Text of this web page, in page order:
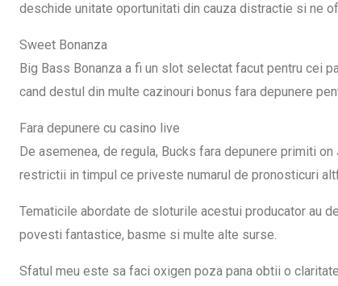
deschide unitate oportunitati din cauza distractie si ne
Sweet Bonanza
Big Bass Bonanza a fi un slot selectat facut pentru cei
cand destul din multe cazinouri bonus fara depunere
Fara depunere cu casino live
De asemenea, de regula, Bucks fara depunere primiti
restrictii in timpul ce priveste numarul de pronosticuri
Tematicile abordate de sloturile acestui producator au
povesti fantastice, basme si multe alte surse.
Sfatul meu este sa faci oxigen poza pana obtii o